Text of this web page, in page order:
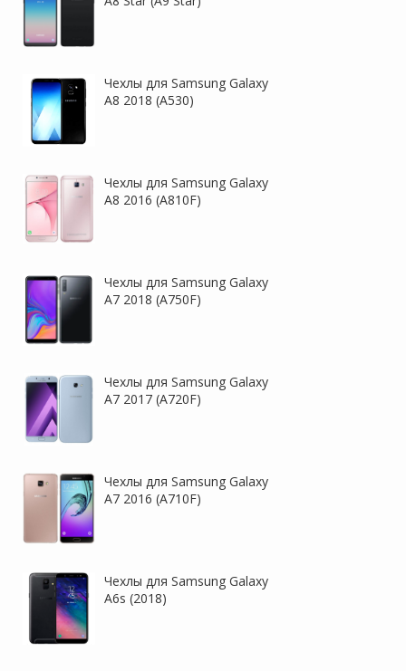
Чехлы для Samsung Galaxy
A8 2018 (A530)
Чехлы для Samsung Galaxy
A8 2016 (A810F)
Чехлы для Samsung Galaxy
A7 2018 (A750F)
Чехлы для Samsung Galaxy
A7 2017 (A720F)
Чехлы для Samsung Galaxy
A7 2016 (A710F)
Чехлы для Samsung Galaxy
A6s (2018)